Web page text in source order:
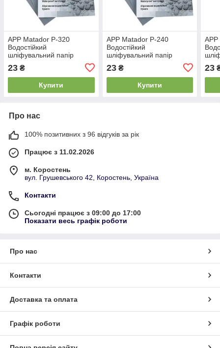
АРР Matador Р-320
Водостійкий
шліфувальний папір
23 ₴
Купити
АРР Matador Р-240
Водостійкий
шліфувальний папір
23₴
Купити
АРР
23
Про нас
100% позитивних з 96 відгуків за рік
Працює з 11.02.2026
м. Коростень
вул. Грушевського 42, Коростень, Україна
Контакти
Сьогодні працює з 09:00 до 17:00
Показати весь графік роботи
Про нас
Контакти
Доставка та оплата
Графік роботи